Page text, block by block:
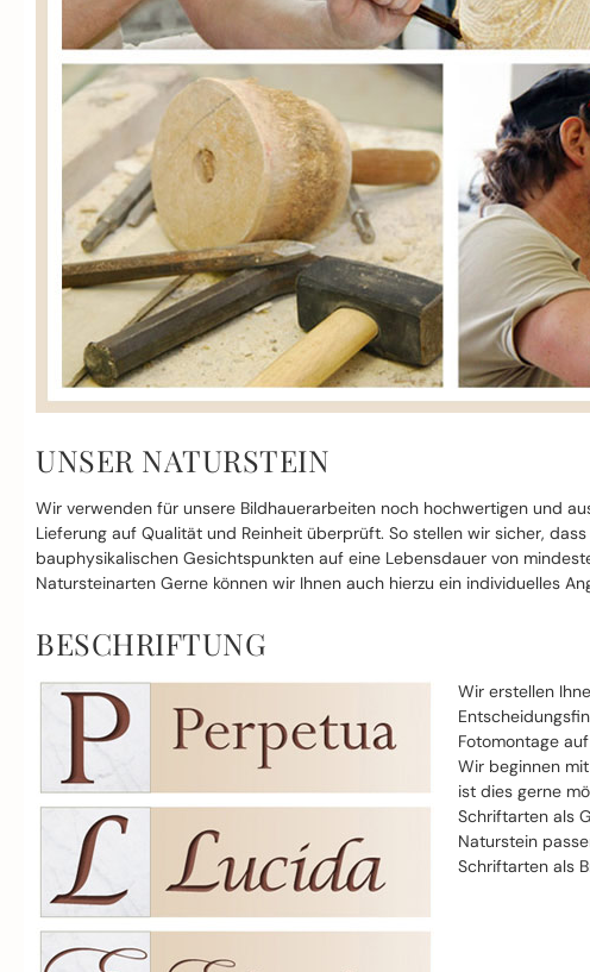
UNSER NATURSTEIN
Wir verwenden für unsere Bildhauerarbeiten noch hochwertigen und
Lieferung auf Qualität und Reinheit überprüft. So stellen wir sicher,
bauphysikalischen Gesichtspunkten auf eine Lebensdauer von
Natursteinarten Gerne können wir Ihnen auch hierzu ein individuelles
BESCHRIFTUNG
Wir erstellen
Fotomontage
Wir beginnen
ist dies gerne
Schriftarten als
Naturstein
Schriftarten als